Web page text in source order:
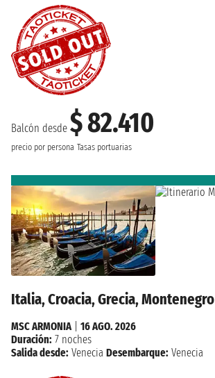
Balcón desde $ 82.410
precio por persona Tasas portuarias
Italia, Croacia, Grecia, Montenegro
MSC ARMONIA
16 AGO. 2026
Duración: 7 noches
Salida desde: Venecia Desembarque: Venecia